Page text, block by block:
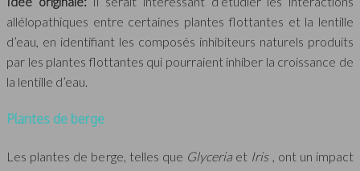
allélopathiques entre certaines plantes flottantes et la lentille
d’eau, en identifiant les composés inhibiteurs naturels produits
par les plantes flottantes qui pourraient inhiber la croissance de
la lentille d’eau.
Plantes de berge
Les plantes de berge, telles que Glyceria et Iris , ont un impact